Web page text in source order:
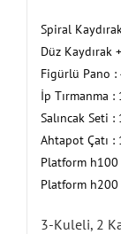
Spiral
Düz Kaydırak
Figürlü Pano :
İp Tırmanma :
Salıncak Seti :
Ahtapot Çatı :
Platform
Platform
3-Kuleli, 2